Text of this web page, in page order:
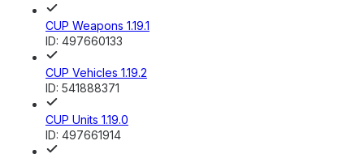
CUP Weapons 1.19.1
ID: 497660133
CUP Vehicles 1.19.2
ID: 541888371
CUP Units 1.19.0
ID: 497661914